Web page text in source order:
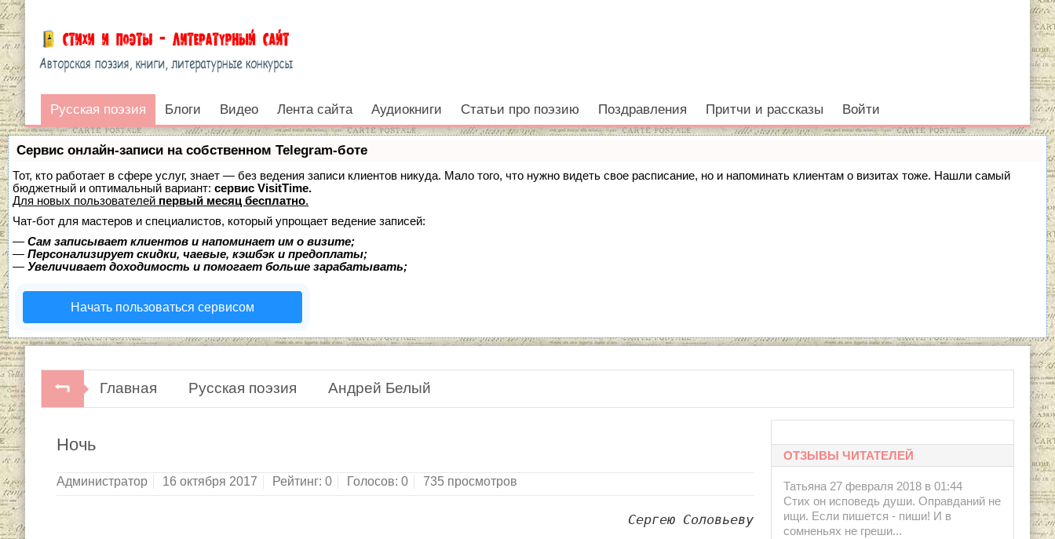
Русская поэзия
Войти
Русская поэзия Блоги Видео Лента сайта Аудиокниги Статьи про поэзию Поздравления Притчи и рассказы Войти
Сервис онлайн-записи на собственном Telegram-боте
Тот, кто работает в сфере услуг, знает — без ведения записи клиентов никуда. Мало того, что нужно видеть свое расписание, но и напоминать клиентам о визитах тоже. Нашли самый
бюджетный и оптимальный вариант: сервис VisitTime.
Для новых пользователей первый месяц бесплатно.
Чат-бот для мастеров и специалистов, который упрощает ведение записей:
— Сам записывает клиентов и напоминает им о визите;
— Персонализирует скидки, чаевые, кэшбэк и предоплаты;
— Увеличивает доходимость и помогает больше зарабатывать;
Начать пользоваться сервисом
Главная Русская поэзия Андрей Белый
Ночь
Администратор 16 октября 2017 Рейтинг: 0 Голосов: 0 735 просмотров
Сергею Соловьеву
ОТЗЫВЫ ЧИТАТЕЛЕЙ
Татьяна 27 февраля 2018 в 01:44
Стих он исповедь души. Оправданий не
ищи. Если пишется - пиши! И в
сомненьях не греши...